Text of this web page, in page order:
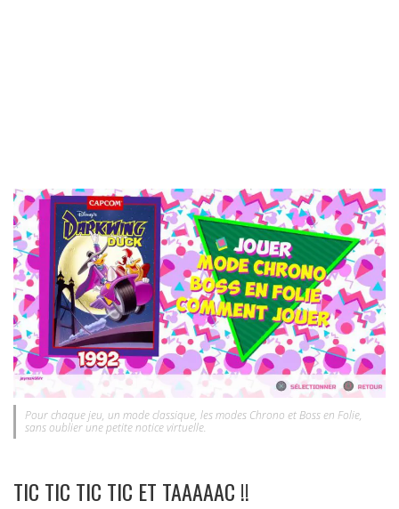
Pour chaque jeu, un mode classique, les modes Chrono et Boss en Folie,
sans oublier une petite notice virtuelle.
TIC TIC TIC TIC ET TAAAAAC !!